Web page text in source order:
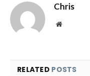
Chris
Website
RELATED POSTS